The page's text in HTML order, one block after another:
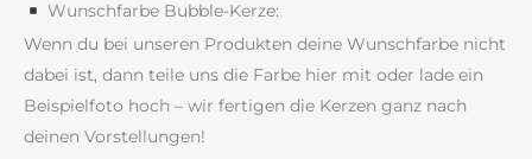
Wunschfarbe Bubble-Kerze:
Wenn du bei unseren Produkten deine Wunschfarbe nicht
dabei ist, dann teile uns die Farbe hier mit oder lade ein
Beispielfoto hoch – wir fertigen die Kerzen ganz nach
deinen Vorstellungen!